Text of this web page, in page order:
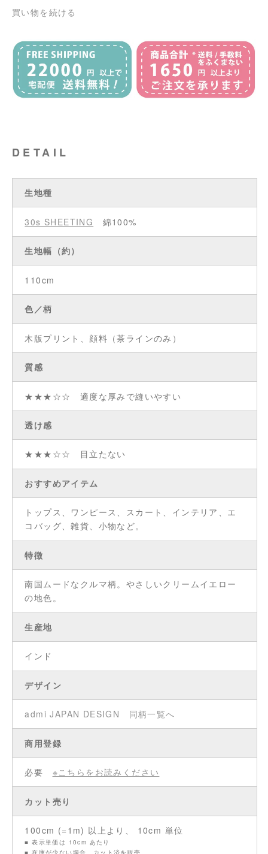
買い物を続ける
DETAIL
生地種
30s SHEETING 綿100%
生地幅（約）
110cm
色／柄
木版プリント、顔料（茶ラインのみ）
質感
★★★☆☆ 適度な厚みで縫いやすい
透け感
★★★☆☆ 目立たない
おすすめアイテム
トップス、ワンピース、スカート、インテリア、エ
コバッグ、雑貨、小物など。
特徴
南国ムードなクルマ柄。やさしいクリームイエロー
の地色。
生産地
インド
デザイン
admi JAPAN DESIGN 同柄一覧へ
商用登録
必要 ※こちらをお読みください
カット売り
100cm (=1m) 以上より、 10cm 単位
■ 表示単価は 10cm あたり
■ 在庫が少ない場合、カット済を販売